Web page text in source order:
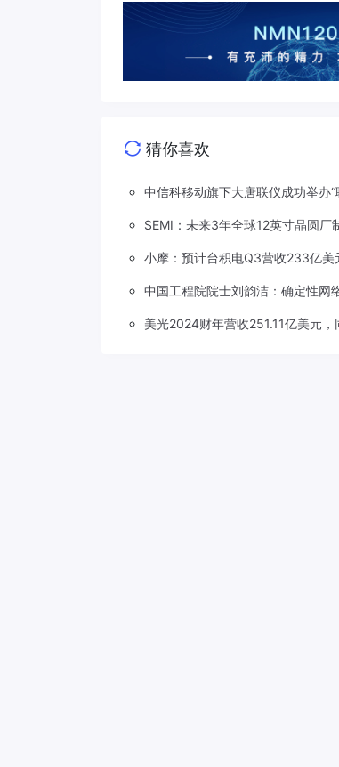
猜你喜欢
中信科移动旗下大唐联仪成功举办
SEMI：未来3年全球12英寸晶圆
小摩：预计台积电Q3营收233亿
中国工程院院士刘韵洁：确定性网
美光2024财年营收251.11亿美元